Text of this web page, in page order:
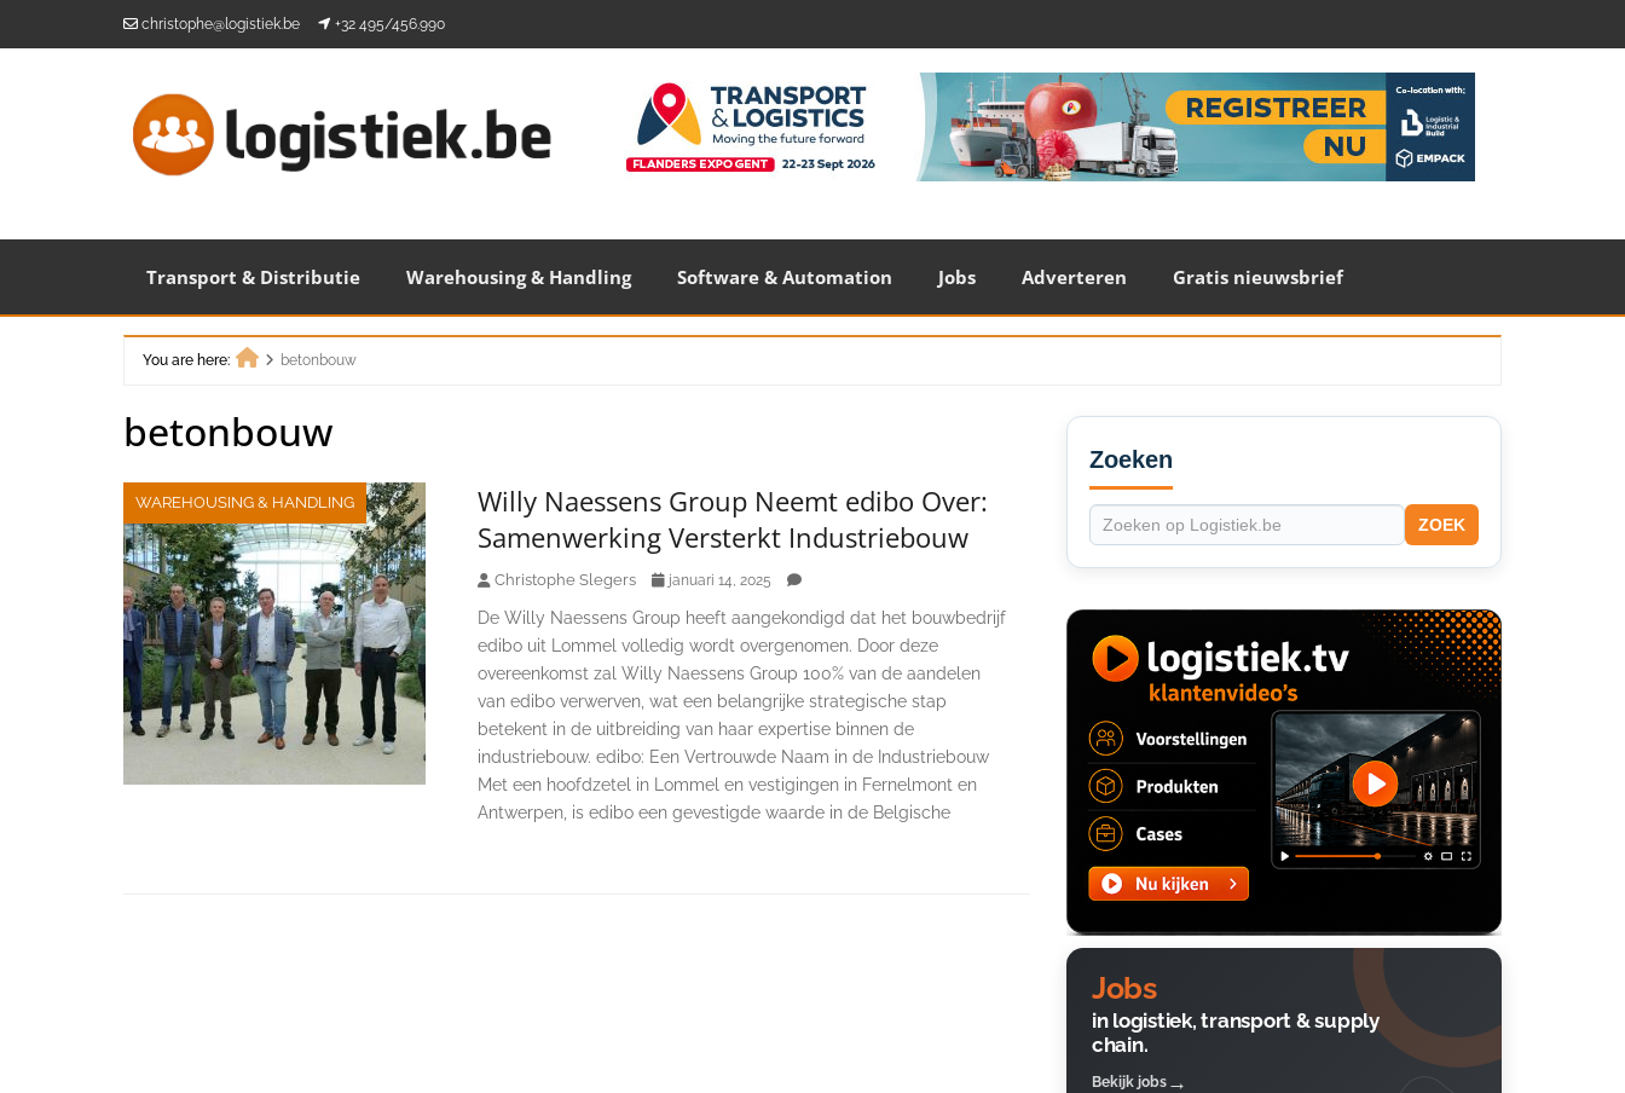
christophe@logistiek.be +32 495/456.990
Transport & Distributie Warehousing & Handling Software & Automation Jobs Adverteren Gratis nieuwsbrief
You are here:
betonbouw
betonbouw
WAREHOUSING & HANDLING
Willy Naessens Group Neemt edibo Over:
Samenwerking Versterkt Industriebouw
Christophe Slegers januari 14, 2025
De Willy Naessens Group heeft aangekondigd dat het bouwbedrijf
edibo uit Lommel volledig wordt overgenomen. Door deze
overeenkomst zal Willy Naessens Group 100% van de aandelen
van edibo verwerven, wat een belangrijke strategische stap
betekent in de uitbreiding van haar expertise binnen de
industriebouw. edibo: Een Vertrouwde Naam in de Industriebouw
Met een hoofdzetel in Lommel en vestigingen in Fernelmont en
Antwerpen, is edibo een gevestigde waarde in de Belgische
Secondary
Sidebar
Zoeken
ZOEK
Jobs
in logistiek, transport & supply
chain.
Bekijk jobs